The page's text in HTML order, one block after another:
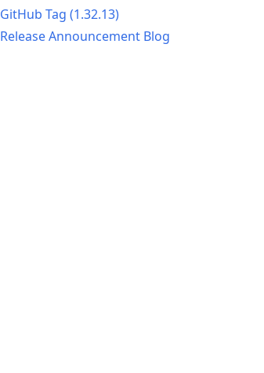
GitHub Tag (1.32.13)
Release Announcement Blog